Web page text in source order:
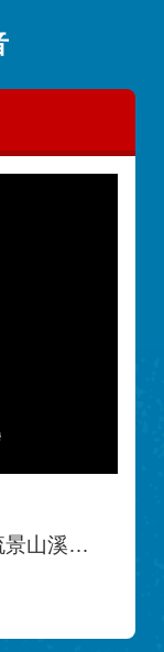
山溪
里，集
義、大湖
的為解